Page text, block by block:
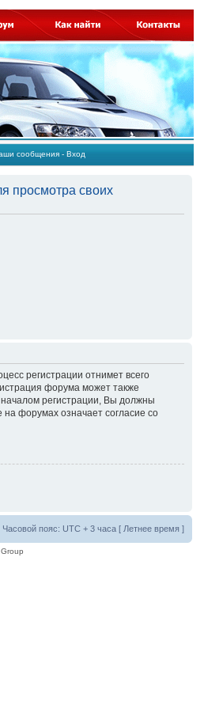
сообщения - Вход
просмотра своих
регистрации отнимет всего
форума может также
регистрации, Вы должны
форумах означает согласие со
Часовой пояс: UTC + 3 часа [ Летнее время ]